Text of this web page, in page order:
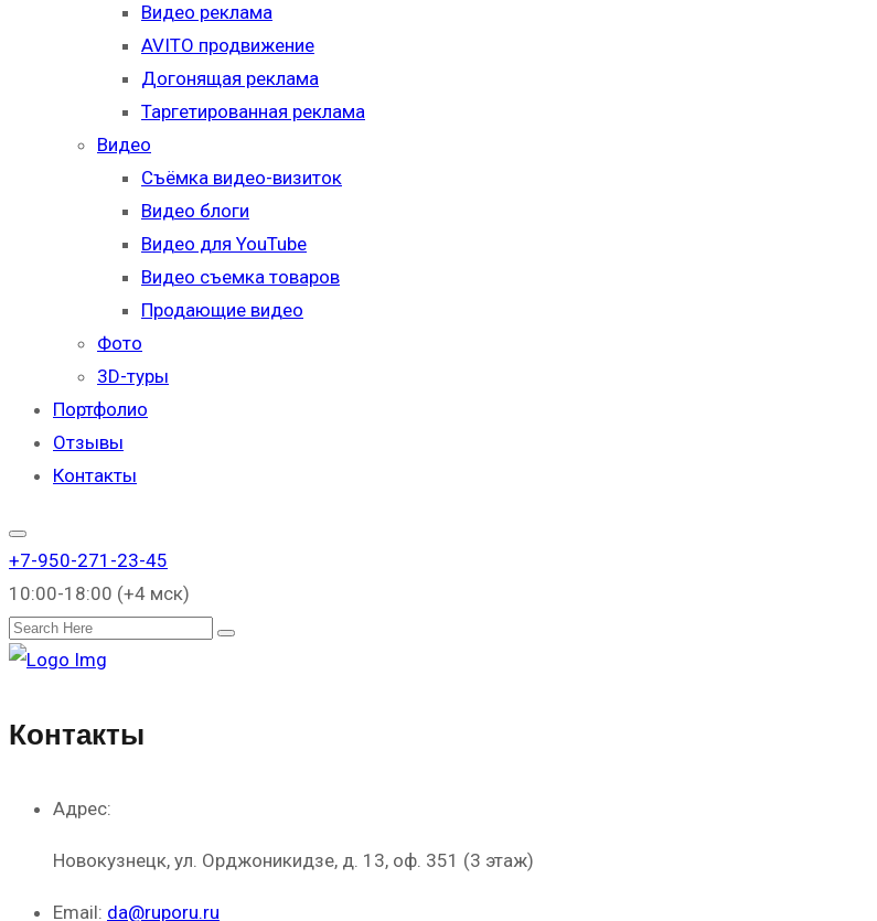
Видео реклама
AVITO продвижение
Догонящая реклама
Таргетированная реклама
Видео
Съёмка видео-визиток
Видео блоги
Видео для YouTube
Видео съемка товаров
Продающие видео
Фото
3D-туры
Портфолио
Отзывы
Контакты
+7-950-271-23-45
10:00-18:00 (+4 мск)
Поиск
Контакты
Адрес:
Новокузнецк, ул. Орджоникидзе, д. 13, оф. 351 (3 этаж)
Email: da@ruporu.ru